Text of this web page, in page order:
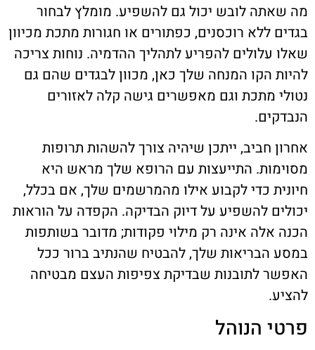
מה שאתה לובש יכול גם להשפיע. מומלץ לבחור
בגדים ללא רוכסנים, כפתורים או חגורות מתכת מכיוון
שאלו עלולים להפריע לתהליך ההדמיה. נוחות צריכה
להיות הקו המנחה שלך כאן, מכוון לבגדים שהם גם
נטולי מתכת וגם מאפשרים גישה קלה לאזורים
הנבדקים.
אחרון חביב, ייתכן שיהיה צורך להשהות תרופות
מסוימות. התייעצות עם הרופא שלך מראש היא
חיונית כדי לקבוע אילו מהמרשמים שלך, אם בכלל,
יכולים להשפיע על דיוק הבדיקה. הקפדה על הוראות
הכנה אלה אינה רק מילוי פקודות; מדובר בשותפות
במסע הבריאות שלך, להבטיח שהנתיב ברור ככל
האפשר לתובנות שבדיקת צפיפות העצם מבטיחה
להציע.
פרטי הנוהל